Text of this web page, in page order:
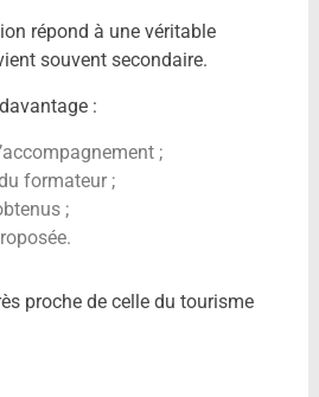
répond à une véritable
souvent secondaire.
:
;
formateur ;
;
proche de celle du tourisme